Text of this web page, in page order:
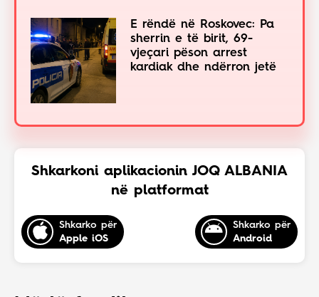
E rëndë në Roskovec: Pa
sherrin e të birit, 69-
vjeçari pëson arrest
kardiak dhe ndërron jetë
Shkarkoni aplikacionin JOQ ALBANIA
në platformat
Shkarko për
Apple iOS
Shkarko për
Android